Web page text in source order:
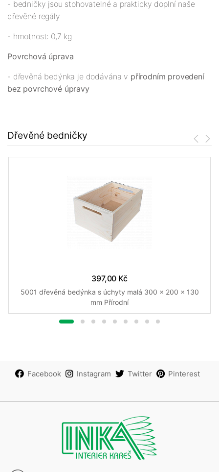
- bedničky jsou stohovatelné a prakticky doplní naše
dřevěné regály
- hmotnost: 0,7 kg
Povrchová úprava
- dřevěná bedýnka je dodávána v přírodním provedení
bez povrchové úpravy
Dřevěné bedničky
397,00 Kč
5001 dřevěná bedýnka s úchyty malá 300 x 200 x 130
mm Přírodní
Facebook Instagram Twitter Pinterest